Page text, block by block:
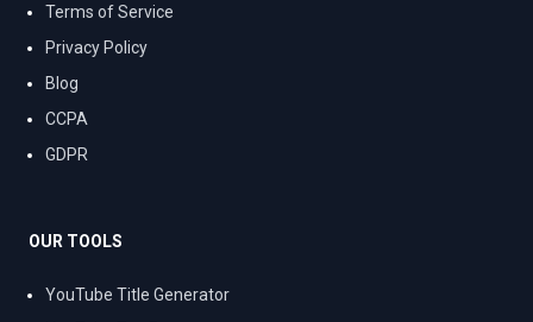
Terms of Service
Privacy Policy
Blog
CCPA
GDPR
OUR TOOLS
YouTube Title Generator